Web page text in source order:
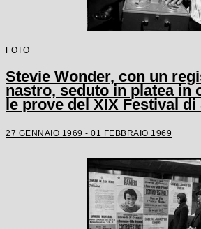
FOTO
Stevie Wonder, con un
nastro, seduto in platea in
le prove del XIX Festival
27 GENNAIO 1969 - 01 FEBBRAIO 1969